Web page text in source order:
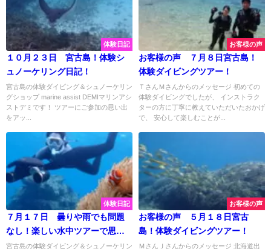
体験日記
１０月２３日 宮古島！体験シ
ュノーケリング日記！
宮古島の体験ダイビング＆シュノーケリン
グショップ marine assist DEMIマリンアシ
ストデミです！ ツアーにご参加の思い出
をアッ...
お客様の声
お客様の声 ７月８日宮古島！
体験ダイビングツアー！
ＴさんＭさんからのメッセージ 初めての
体験ダイビングでしたが、 インストラク
ターの方に丁寧に教えていただいたおかげ
で、 安心して楽しむことが...
体験日記
７月１７日 曇りや雨でも問題
なし！楽しい水中ツアーで思い
出いっぱい♡
宮古島の体験ダイビング＆シュノーケリン
お客様の声
お客様の声 ５月１８日宮古
島！体験ダイビングツアー！
ＭさんＪさんからのメッセージ 北海道出